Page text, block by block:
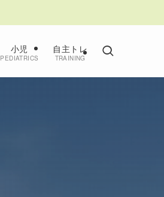
小児
PEDIATRICS
自主トレ
TRAINING